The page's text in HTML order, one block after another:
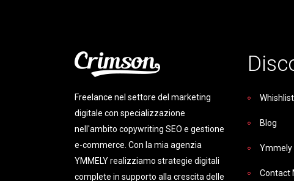
Freelance nel settore del marketing
digitale con specializzazione
nell'ambito copywriting SEO e gestione
e-commerce. Con la mia agenzia
YMMELY realizziamo strategie digitali
complete in supporto alla crescita delle
Whishlist
Blog
Ymmely
Contact